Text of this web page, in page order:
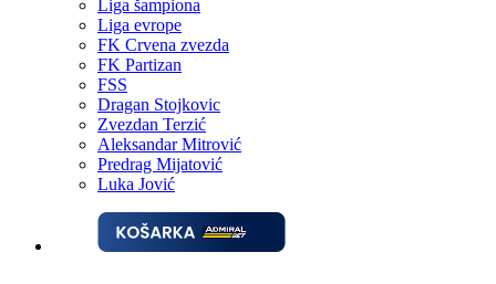
Liga šampiona
Liga evrope
FK Crvena zvezda
FK Partizan
FSS
Dragan Stojkovic
Zvezdan Terzić
Aleksandar Mitrović
Predrag Mijatović
Luka Jović